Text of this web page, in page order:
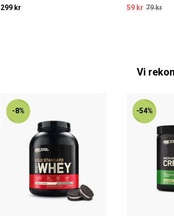
299 kr
59 kr 79 kr
Vi
-8% -54%